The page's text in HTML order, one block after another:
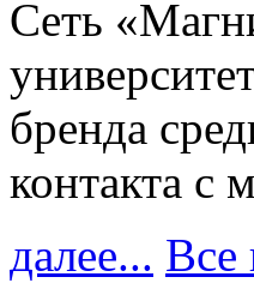
Сеть
бренда
контакта с
далее... Все